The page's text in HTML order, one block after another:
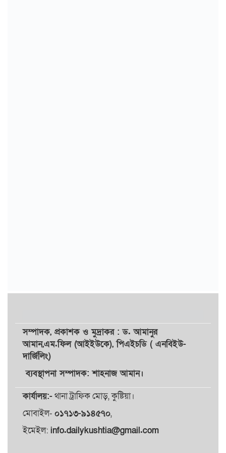
সম্পাদক, প্রকাশকওমুদ্রাকর: ড. আমানুর
আমান,এম.ফিল (আইইউকে), পিএইচডি ( এনবিইউ-
দার্জিলিং)
ব্যবস্থাপনা সম্পাদক: শাহনাজ আমান।
কার্যালয়:-থানা ট্রাফিক মোড়, কুষ্টিয়া।
মোবাইল- ০১৭১৩-৯১৪৫৭০,
ইমেইল: info.dailykushtia@gmail.com